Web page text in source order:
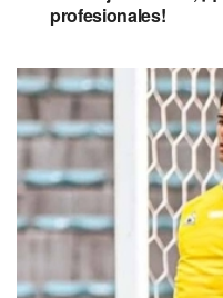
profesionales!